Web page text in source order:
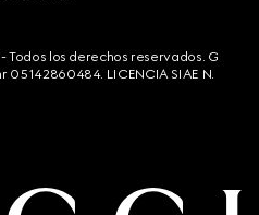
Todos los derechos reservados. G
05142860484. LICENCIA SIAE N.